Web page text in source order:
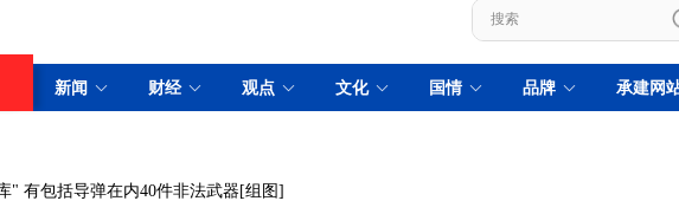
" 有包括导弹在内40件非法武器[组图]